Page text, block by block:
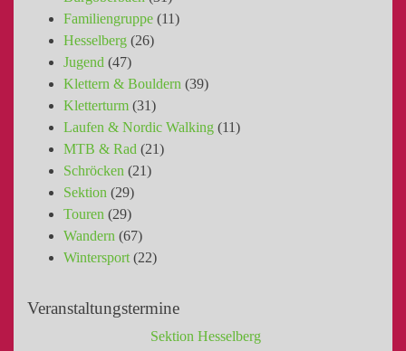
Familiengruppe (11)
Hesselberg (26)
Jugend (47)
Klettern & Bouldern (39)
Kletterturm (31)
Laufen & Nordic Walking (11)
MTB & Rad (21)
Schröcken (21)
Sektion (29)
Touren (29)
Wandern (67)
Wintersport (22)
Veranstaltungstermine
Sektion Hesselberg